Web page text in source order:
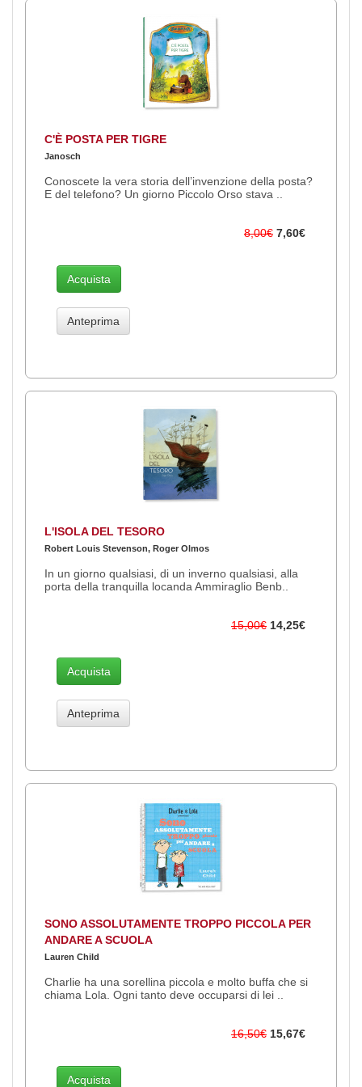
C'È POSTA PER TIGRE
Janosch
Conoscete la vera storia dell’invenzione della posta?
E del telefono? Un giorno Piccolo Orso stava ..
8,00€ 7,60€
Acquista
Anteprima
L'ISOLA DEL TESORO
Robert Louis Stevenson, Roger Olmos
In un giorno qualsiasi, di un inverno qualsiasi, alla
porta della tranquilla locanda Ammiraglio Benb..
15,00€ 14,25€
Acquista
Anteprima
SONO ASSOLUTAMENTE TROPPO PICCOLA PER
ANDARE A SCUOLA
Lauren Child
Charlie ha una sorellina piccola e molto buffa che si
chiama Lola. Ogni tanto deve occuparsi di lei ..
16,50€ 15,67€
Acquista